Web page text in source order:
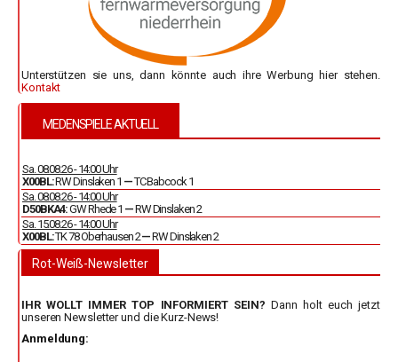
Unterstützen sie uns, dann könnte auch ihre Werbung hier stehen.
Kontakt
MEDENSPIELE AKTUELL
Sa. 08.08.26 - 14:00 Uhr
X00BL:RW Dinslaken 1 —TC Babcock 1
Sa. 08.08.26 - 14:00 Uhr
D50BKA4:GW Rhede 1 —RW Dinslaken 2
Sa. 15.08.26 - 14:00 Uhr
X00BL:TK 78 Oberhausen 2—RW Dinslaken 2
Rot-Weiß-Newsletter
IHR WOLLT IMMER TOP INFORMIERT SEIN? Dann holt euch jetzt
unseren Newsletter und die Kurz-News!
Anmeldung: